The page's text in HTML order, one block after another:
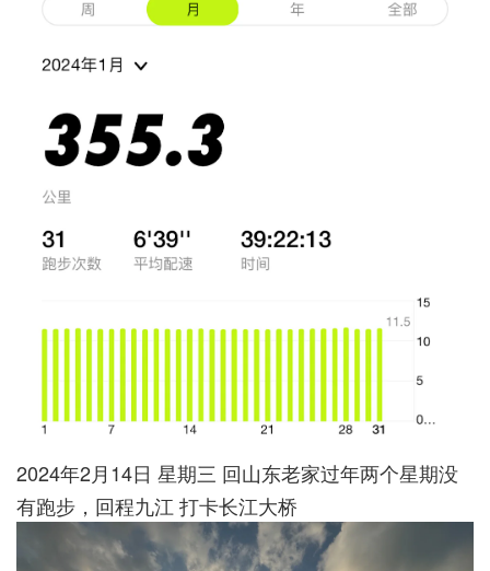
2024年2月14日 星期三 回山东老家过年两个星期没
有跑步，回程九江 打卡长江大桥